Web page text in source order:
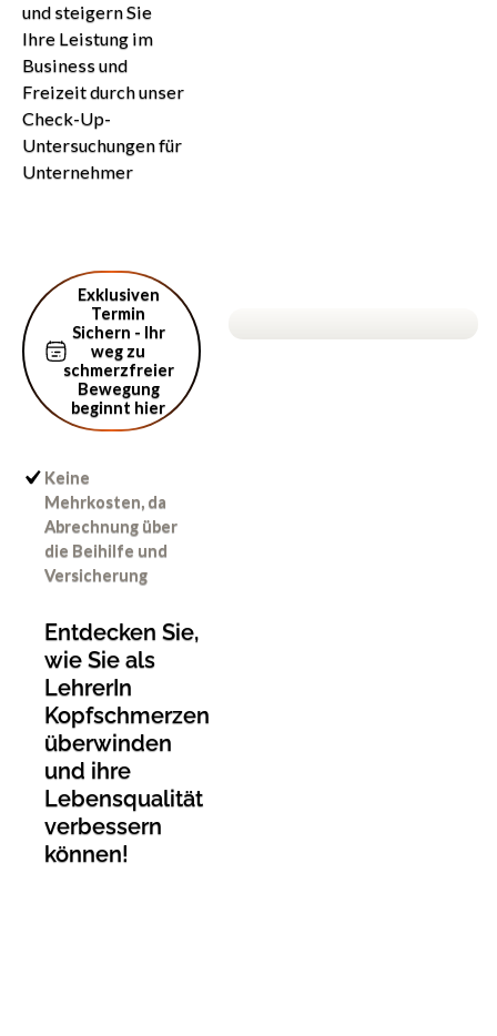
und steigern Sie
Ihre Leistung im
Business und
Freizeit durch unser
Check-Up-
Untersuchungen für
Unternehmer
Exklusiven
Termin
Sichern - Ihr
weg zu
schmerzfreier
Bewegung
beginnt hier
Exklusiven Termin Sichern - Ihr weg zu
schmerzfreier Bewegung beginnt hier
Keine
Mehrkosten, da
Abrechnung über
die Beihilfe und
Versicherung
Entdecken Sie,
wie Sie als
LehrerIn
Kopfschmerzen
überwinden
und ihre
Lebensqualität
verbessern
können!